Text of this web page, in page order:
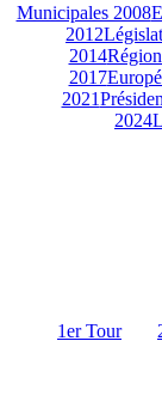
Municipales 2008
2012
2014
2017
2021
2024
1er Tour